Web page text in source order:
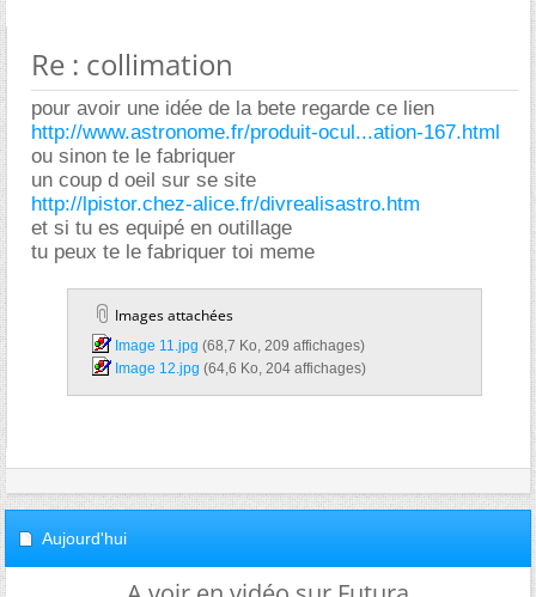
Re : collimation
pour avoir une idée de la bete regarde ce lien
http://www.astronome.fr/produit-ocul...ation-167.html
ou sinon te le fabriquer
un coup d oeil sur se site
http://lpistor.chez-alice.fr/divrealisastro.htm
et si tu es equipé en outillage
tu peux te le fabriquer toi meme
Images attachées
Image 11.jpg‎ (68,7 Ko, 209 affichages)
Image 12.jpg‎ (64,6 Ko, 204 affichages)
Aujourd'hui